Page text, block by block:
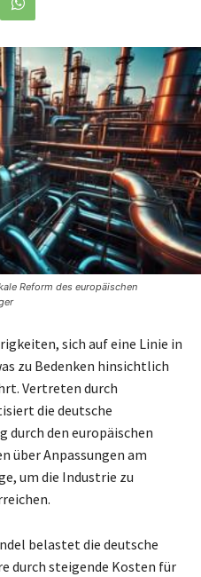
Reform des europäischen
sich auf eine Linie in
zu Bedenken hinsichtlich
Vertreten durch
die deutsche
durch den europäischen
über Anpassungen am
um die Industrie zu
belastet die deutsche
durch steigende Kosten für